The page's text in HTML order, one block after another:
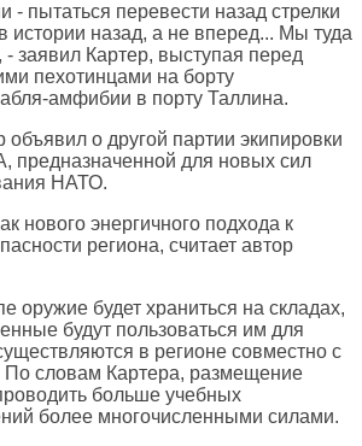
- пытаться перевести назад стрелки
истории назад, а не вперед... Мы туда
заявил Картер, выступая перед
пехотинцами на борту
амфибии в порту Таллина.
о другой партии экипировки
предназначенной для новых сил
НАТО.
нового энергичного подхода к
региона, считает автор
оружие будет храниться на складах,
будут пользоваться им для
в регионе совместно с
По словам Картера, размещение
больше учебных
более многочисленными силами.